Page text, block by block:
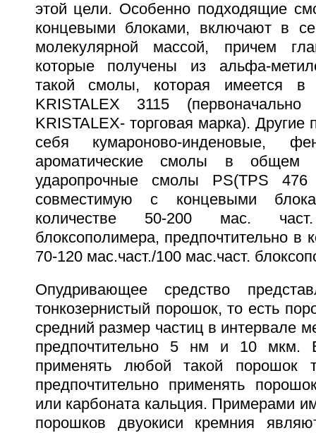
этой цели. Особенно подходящие
концевыми блоками, включают в
молекулярной массой, причем
которые получены из альфа-
такой смолы, которая имеется в
KRISTALEX 3115
KRISTALEX- торговая марка).
себя кумароново-инденовые,
ароматические смолы в общем
ударопрочные смолы PS(TPS
совместимую с концевыми
количестве 50-200 мас.
блоксополимера, предпочтительно в
70-120 мас.част./100 мас.част.
Опудривающее средство
тонкозернистый порошок, то есть
средний размер частиц в интервале
предпочтительно 5 нм и 10 мкм.
применять любой такой порошок
предпочтительно применять
или карбоната кальция. Примерами
порошков двуокиси кремния